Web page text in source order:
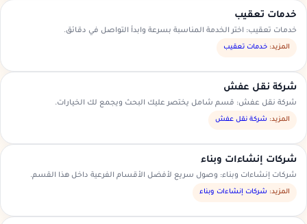
خدمات تعقيب
خدمات تعقيب: اختر الخدمة المناسبة بسرعة وابدأ التواصل في دقائق.
المزيد: خدمات تعقيب
شركة نقل عفش
شركة نقل عفش: قسم شامل يختصر عليك البحث ويجمع لك الخيارات.
المزيد: شركة نقل عفش
شركات إنشاءات وبناء
شركات إنشاءات وبناء: وصول سريع لأفضل الأقسام الفرعية داخل هذا القسم.
المزيد: شركات إنشاءات وبناء